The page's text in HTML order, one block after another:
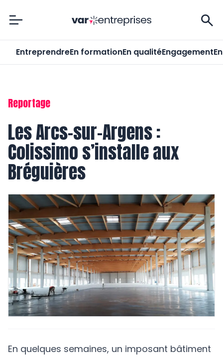
Var-Entreprises
EntreprendreEn formationEn qualitéEngagement
Reportage
Les Arcs-sur-Argens :
Colissimo s’installe aux
Bréguières
En quelques semaines, un imposant bâtiment